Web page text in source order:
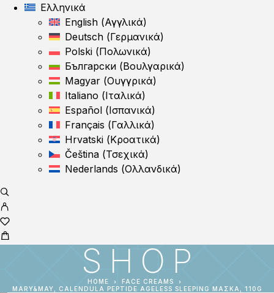
Ελληνικά
English (Αγγλικά)
Deutsch (Γερμανικά)
Polski (Πολωνικά)
Български (Βουλγαρικά)
Magyar (Ουγγρικά)
Italiano (Ιταλικά)
Español (Ισπανικά)
Français (Γαλλικά)
Hrvatski (Κροατικά)
Čeština (Τσεχικά)
Nederlands (Ολλανδικά)
SHOP
HOME
FACE CREAMS
MARY&MAY, CALENDULA PEPTIDE AGELESS SLEEPING ΜΆΣΚΑ, 110G